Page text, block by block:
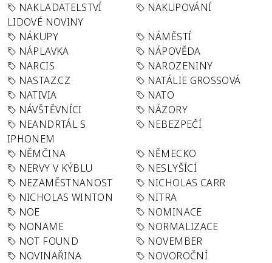
NAKLADATELSTVÍ
LIDOVÉ NOVINY
NAKUPOVÁNÍ
NÁKUPY
NÁMĚSTÍ
NÁPLAVKA
NÁPOVĚDA
NARCIS
NAROZENINY
NASTAZ.CZ
NATÁLIE GROSSOVÁ
NATIVIA
NATO
NÁVŠTĚVNÍCI
NÁZORY
NEANDRTÁL S
IPHONEM
NEBEZPEČÍ
NĚMČINA
NĚMECKO
NERVY V KÝBLU
NESLYŠÍCÍ
NEZAMĚSTNANOST
NICHOLAS CARR
NICHOLAS WINTON
NITRA
NOE
NOMINACE
NONAME
NORMALIZACE
NOT FOUND
NOVEMBER
NOVINAŘINA
NOVOROČNÍ